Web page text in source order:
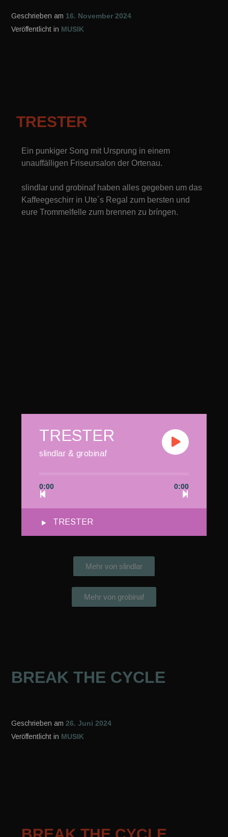
Geschrieben am 16. November 2024
Veröffentlicht in MUSIK
TRESTER
Ein punkiger Song mit Ursprung in einem
unauffälligen Friseursalon der Ortenau.
slindlar und grobinaf haben alles gegeben um das
Kaffeegeschirr in Ute´s Regal zum bersten und
eure Trommelfelle zum brennen zu bríngen.
TRESTER
slindlar & grobinaf
0:00 0:00
TRESTER
Mehr von slindlar
Mehr von grobinaf
BREAK THE CYCLE
Geschrieben am26. Juni 2024
Veröffentlicht in MUSIK